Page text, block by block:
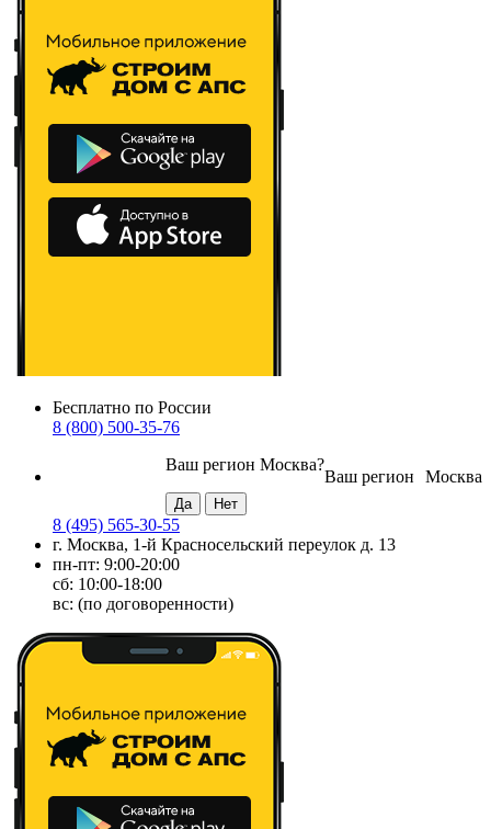
Бесплатно по России
8 (800) 500-35-76
Москва
Ваш регион
Ваш регион Москва?
8 (495) 565-30-55
г. Москва, 1-й Красносельский переулок д. 13
пн-пт: 9:00-20:00
сб: 10:00-18:00
вс: (по договоренности)